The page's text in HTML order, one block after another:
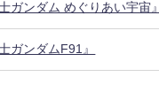
ガンダム めぐりあい宇宙』
ガンダムF91』